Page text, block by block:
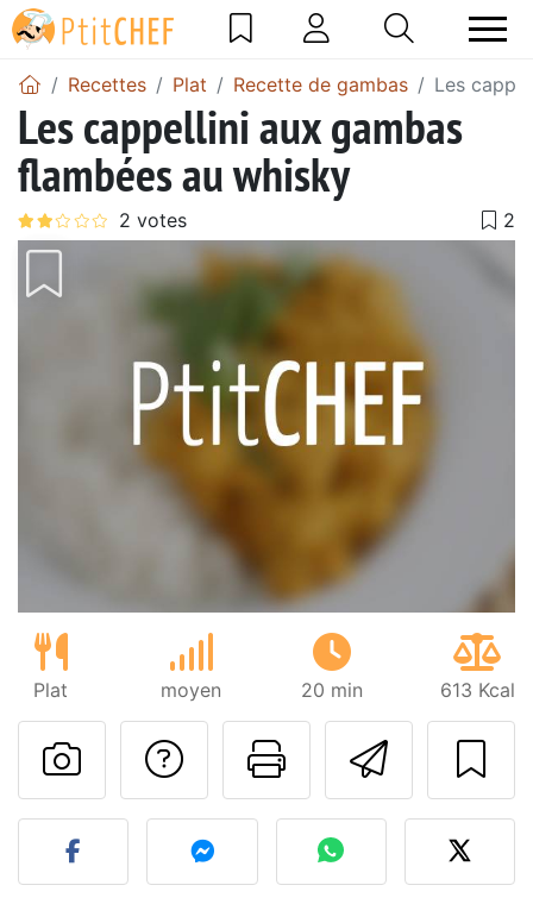
Recettes Plat Recette de gambas Les
Les cappellini aux gambas
flambées au whisky
Plat moyen 20 min 613 Kcal
Imprimer
Poser une
Publier votre photo de